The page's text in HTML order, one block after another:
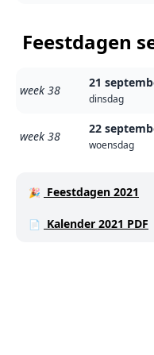
Feestdagen
week 38
21
dinsdag
week 38
22
woensdag
🎉 Feestdagen 2021
📄 Kalender 2021 PDF